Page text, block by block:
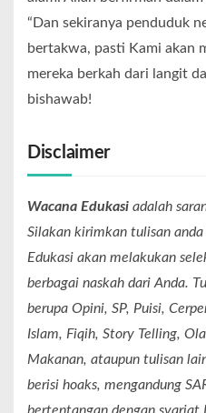
“Dan sekiranya penduduk
bertakwa, pasti Kami akan
mereka berkah dari langit
bishawab!
Disclaimer
Wacana Edukasi adalah
Silakan kirimkan tulisan
Edukasi akan melakukan
berbagai naskah dari Anda.
berupa Opini, SP, Puisi,
Islam, Fiqih, Story Telling,
Makanan, ataupun tulisan
berisi hoaks, mengandung
bertentangan dengan syariat